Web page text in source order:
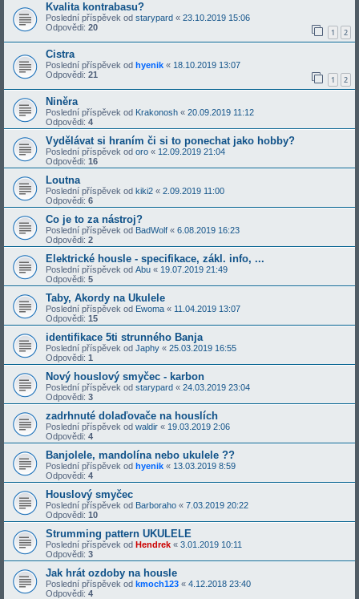
Kvalita kontrabasu?
Poslední příspěvek od starypard « 23.10.2019 15:06
Odpovědi: 20 1 2
Cistra
Poslední příspěvek od hyenik « 18.10.2019 13:07
Odpovědi: 21 1 2
Niněra
Poslední příspěvek od Krakonosh « 20.09.2019 11:12
Odpovědi: 4
Vydělávat si hraním či si to ponechat jako hobby?
Poslední příspěvek od oro « 12.09.2019 21:04
Odpovědi: 16
Loutna
Poslední příspěvek od kiki2 « 2.09.2019 11:00
Odpovědi: 6
Co je to za nástroj?
Poslední příspěvek od BadWolf « 6.08.2019 16:23
Odpovědi: 2
Elektrické housle - specifikace, zákl. info, ...
Poslední příspěvek od Abu « 19.07.2019 21:49
Odpovědi: 5
Taby, Akordy na Ukulele
Poslední příspěvek od Ewoma « 11.04.2019 13:07
Odpovědi: 15
identifikace 5ti strunného Banja
Poslední příspěvek od Japhy « 25.03.2019 16:55
Odpovědi: 1
Nový houslový smyčec - karbon
Poslední příspěvek od starypard « 24.03.2019 23:04
Odpovědi: 3
zadrhnuté dolaďovače na houslích
Poslední příspěvek od waldir « 19.03.2019 2:06
Odpovědi: 4
Banjolele, mandolína nebo ukulele ??
Poslední příspěvek od hyenik « 13.03.2019 8:59
Odpovědi: 4
Houslový smyčec
Poslední příspěvek od Barboraho « 7.03.2019 20:22
Odpovědi: 10
Strumming pattern UKULELE
Poslední příspěvek od Hendrek « 3.01.2019 10:11
Odpovědi: 3
Jak hrát ozdoby na housle
Poslední příspěvek od kmoch123 « 4.12.2018 23:40
Odpovědi: 4